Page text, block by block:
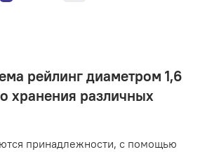
рейлинг диаметром 1,6
хранения различных
принадлежности, с помощью